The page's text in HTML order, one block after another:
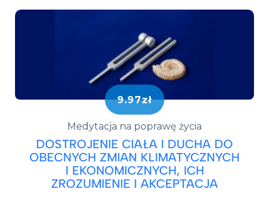
9.97zł
Medytacja na poprawę życia
DOSTROJENIE CIAŁA I DUCHA DO
OBECNYCH ZMIAN KLIMATYCZNYCH
I EKONOMICZNYCH, ICH
ZROZUMIENIE I AKCEPTACJA